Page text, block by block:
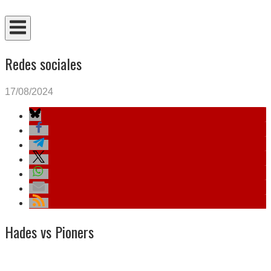
al
contenido
Redes sociales
17/08/2024
Hades vs Pioners